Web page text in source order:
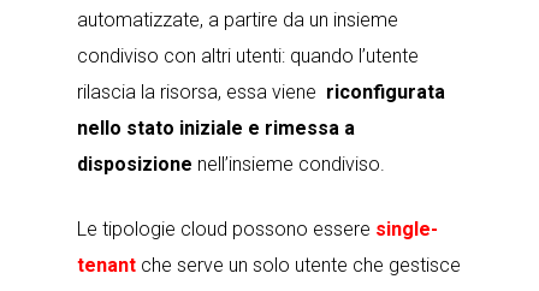
automatizzate, a partire da un insieme
condiviso con altri utenti: quando l’utente
rilascia la risorsa, essa viene riconfigurata
nello stato iniziale e rimessa a
disposizione nell’insieme condiviso.
Le tipologie cloud possono essere single-
tenant che serve un solo utente che gestisce